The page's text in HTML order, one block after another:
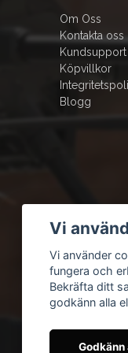
Om Oss
Kontakta oss
Kundsupport
Köpvillkor
Blogg
Vi
Vi använder
fungera och
Bekräfta ditt
godkänn alla
Godkänn